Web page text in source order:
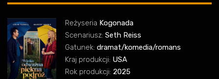
Reżyseria Kogonada
Scenariusz: Seth Reiss
Gatunek: dramat/komedia/romans
Kraj produkcji: USA
Rok produkcji: 2025